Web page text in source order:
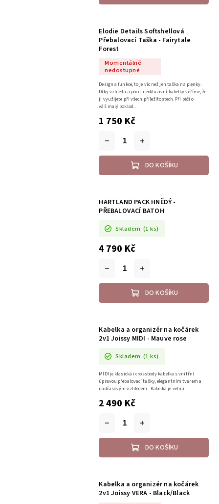
Elodie Details Softshellová
Přebalovací Taška - Fairytale
Forest
Momentálně
nedostupné
1 750 Kč
DO KOŠÍKU
Design a funkce, to je víc než jen taška na plenky.
Díky vzhledu a pocitu exkluzivní kabelky věříme, že
ji využijete při všech příležitostech. Při péči o
váš malý poklad...
HARTLAND PACK HNĚDÝ -
PŘEBALOVACÍ BATOH
Skladem (1 ks)
4 790 Kč
DO KOŠÍKU
Kabelka a organizér na kočárek
2v1 Joissy MIDI - Mauve rose
Skladem (1 ks)
2 490 Kč
DO KOŠÍKU
MIDI je klasická i crossbody kabelka s vnitřní
úpravou přebalovací tašky, elegantním tvarem a
nadčasovým vzhledem. Kabelka je velmi...
Kabelka a organizér na kočárek
2v1 Joissy VERA - Black/Black